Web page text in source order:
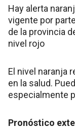
Hay alerta
vigente por
de la provincia
nivel rojo
El nivel naranja
en la salud.
especialmente
Pronóstico